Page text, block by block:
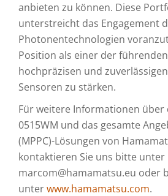
anbieten zu können. Diese
unterstreicht das Engagement
Photonentechnologien
Position als einer der
hochpräzisen und
Sensoren zu stärken.
Für weitere Informationen über
0515WM und das gesamte
(MPPC)-Lösungen von
kontaktieren Sie uns bitte unter
marcom@hamamatsu.eu oder
unterwww.hamamatsu.com.